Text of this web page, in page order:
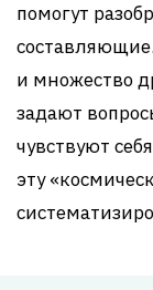
помогут
и множество
задают
чувствуют
эту